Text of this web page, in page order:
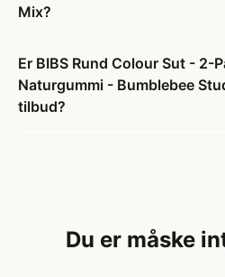
Mix?
Er BIBS Rund Colour Sut - 2-
Naturgummi - Bumblebee
tilbud?
Du er måske